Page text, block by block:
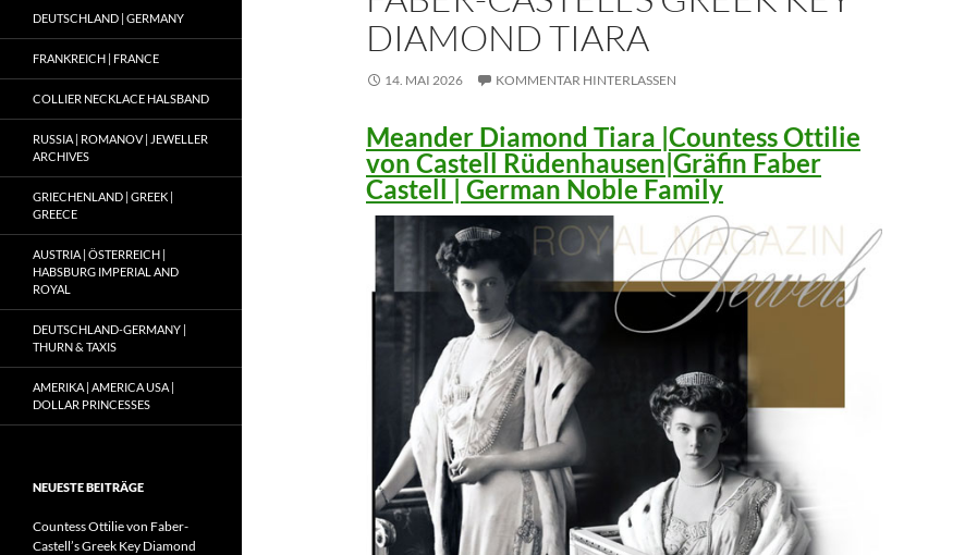
DIAMOND TIARA
14. MAI 2026 KOMMENTAR HINTERLASSEN
Meander Diamond Tiara |Countess Ottilie
von Castell Rüdenhausen|Gräfin Faber
Castell | German Noble Family
DEUTSCHLAND | GERMANY
FRANKREICH | FRANCE
COLLIER NECKLACE HALSBAND
RUSSIA | ROMANOV | JEWELLER
ARCHIVES
GRIECHENLAND | GREEK |
GREECE
AUSTRIA | ÖSTERREICH |
HABSBURG IMPERIAL AND
ROYAL
DEUTSCHLAND-GERMANY |
THURN & TAXIS
AMERIKA | AMERICA USA |
DOLLAR PRINCESSES
NEUESTE BEITRÄGE
Countess Ottilie von Faber-
Castell’s Greek Key Diamond